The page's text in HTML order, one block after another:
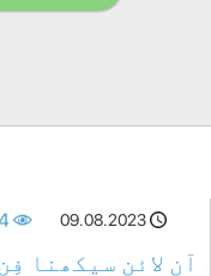
09.08.2023
آن لائن سیکھنا